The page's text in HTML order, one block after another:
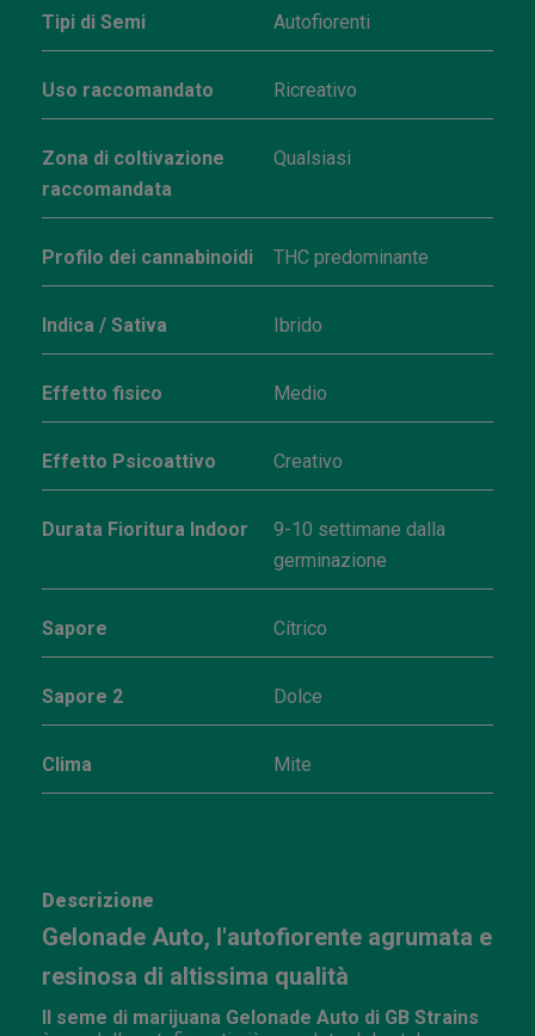
Tipi di Semi Autofiorenti
Uso raccomandato Ricreativo
Zona di coltivazione
raccomandata
Qualsiasi
Profilo dei cannabinoidi THC predominante
Indica / Sativa Ibrido
Effetto fisico Medio
Effetto Psicoattivo Creativo
Durata Fioritura Indoor
9-10 settimane dalla
germinazione
Sapore Cítrico
Sapore 2 Dolce
Clima Mite
Descrizione
Gelonade Auto, l'autofiorente agrumata e
resinosa di altissima qualità
Il seme di marijuana Gelonade Auto di GB Strains